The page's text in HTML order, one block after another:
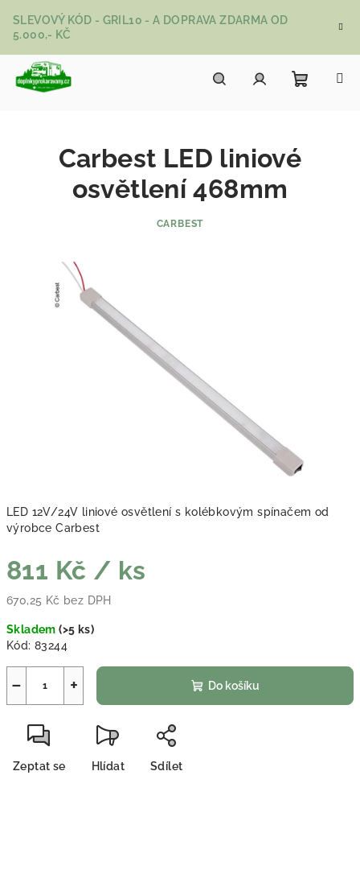
SLEVOVÝ KÓD - GRIL10 - A DOPRAVA ZDARMA OD
5.000,- KČ
LED 12V/24V liniové osvětlení s kolébkovým spínačem od
výrobce Carbest
811 Kč / ks
670,25 Kč bez DPH
Skladem(>5 ks)
Kód: 83244
+
− Do košíku
Zeptat se Hlídat Sdílet
Carbest LED liniové
osvětlení 468mm
CARBEST